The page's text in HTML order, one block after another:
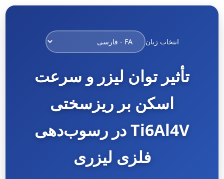
انتخاب زبان
تأثیر توان لیزر و سرعت
اسکن بر ریزسختی
Ti6Al4V در رسوب‌دهی
فلزی لیزری